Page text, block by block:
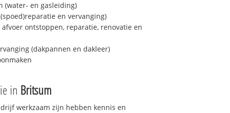
(water- en gasleiding)
en vervanging)
ontstoppen, reparatie, renovatie en
(dakpannen en dakleer)
in Britsum
werkzaam zijn hebben kennis en